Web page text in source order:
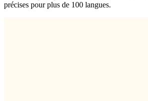
précises pour plus de 100 langues.